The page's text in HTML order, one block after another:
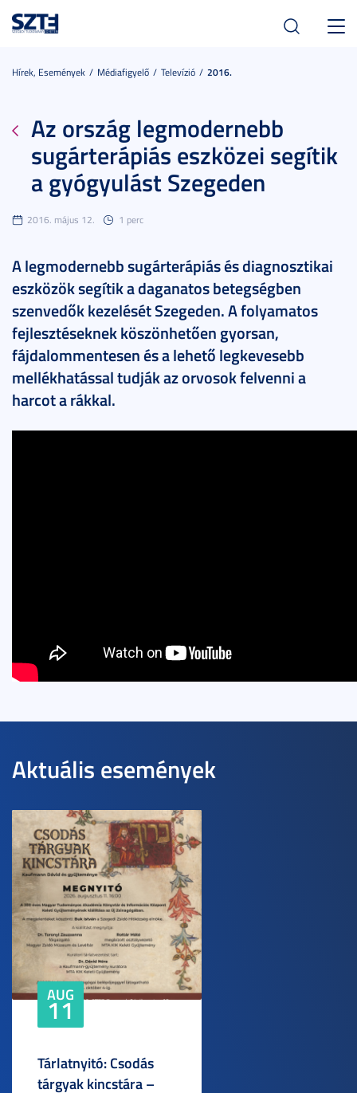
Hírek, Események Médiafigyelő Televízió 2016.
Az ország legmodernebb
sugárterápiás eszközei segítik
a gyógyulást Szegeden
2016. május 12. 1 perc
A legmodernebb sugárterápiás és diagnosztikai
eszközök segítik a daganatos betegségben
szenvedők kezelését Szegeden. A folyamatos
fejlesztéseknek köszönhetően gyorsan,
fájdalommentesen és a lehető legkevesebb
mellékhatással tudják az orvosok felvenni a
harcot a rákkal.
Aktuális események
AUG
11
Tárlatnyitó: Csodás
tárgyak kincstára –